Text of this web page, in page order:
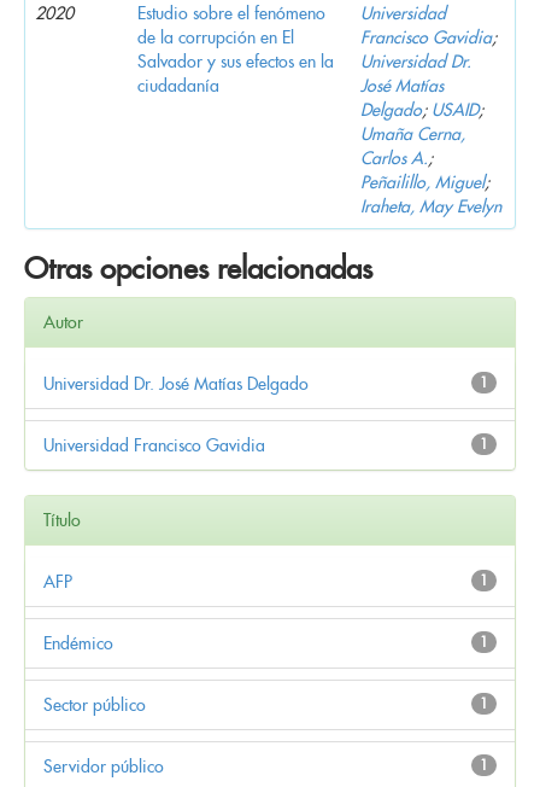
2020
Estudio sobre el fenómeno
de la corrupción en El
Salvador y sus efectos en la
ciudadanía
Universidad
Francisco Gavidia;
Universidad Dr.
José Matías
Delgado; USAID;
Umaña Cerna,
Carlos A.;
Peñailillo, Miguel;
Iraheta, May Evelyn
Otras opciones relacionadas
Autor
1
Universidad Dr. José Matías Delgado
1
Universidad Francisco Gavidia
Título
1
AFP
1
Endémico
1
Sector público
1
Servidor público